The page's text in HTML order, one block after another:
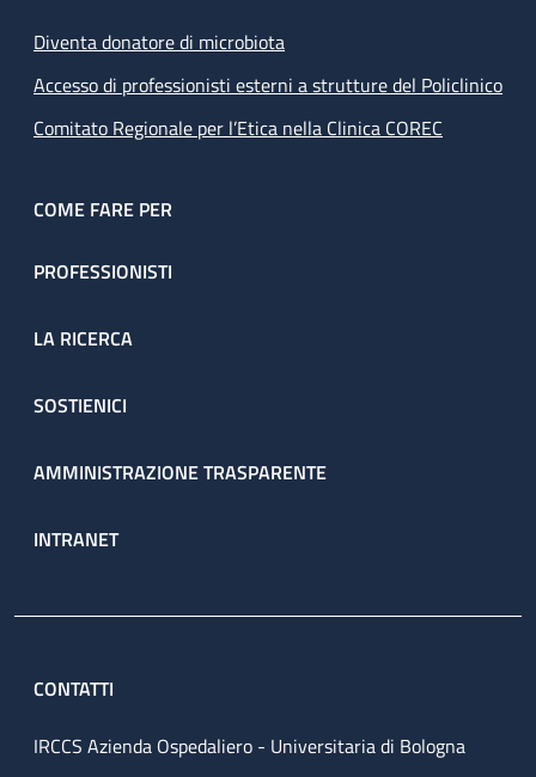
Diventa donatore di microbiota
Accesso di professionisti esterni a strutture del Policlinico
Comitato Regionale per l’Etica nella Clinica COREC
COME FARE PER
PROFESSIONISTI
LA RICERCA
SOSTIENICI
AMMINISTRAZIONE TRASPARENTE
INTRANET
CONTATTI
IRCCS Azienda Ospedaliero - Universitaria di Bologna